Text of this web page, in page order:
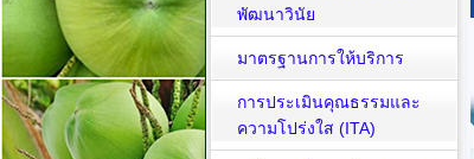
พัฒนาวินัย
มาตรฐานการให้บริการ
การประเมินคุณธรรมและ
ความโปร่งใส (ITA)